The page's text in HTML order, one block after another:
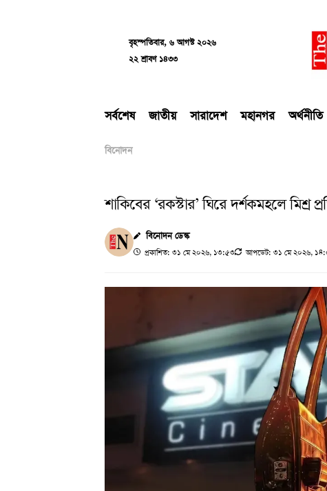
বৃহস্পতিবার, ৬ আগস্ট ২০২৬
২২ শ্রাবণ ১৪৩৩
সর্বশেষ জাতীয় সারাদেশ মহানগর অর্থনীতি
বিনোদন
শাকিবের ‘রকস্টার’ ঘিরে দর্শকমহলে মিশ্র
বিনোদন ডেস্ক
প্রকাশিত: ৩১ মে ২০২৬, ১৩:৫৩ আপডেট: ৩১ মে ২০২৬,